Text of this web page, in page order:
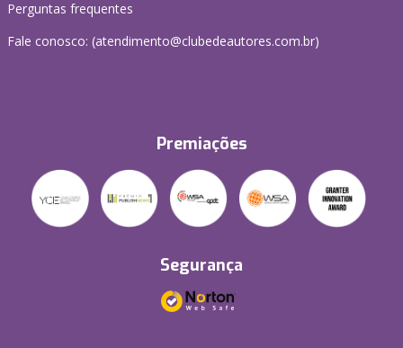
Perguntas frequentes
Fale conosco: (atendimento@clubedeautores.com.br)
Premiações
Segurança